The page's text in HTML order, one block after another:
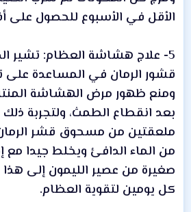
الأقل في الأسبوع للحصول على
5- علاج هشاشة العظام: تشير
قشور الرمان في المساعدة على
ومنع ظهور مرض الهشاشة
بعد انقطاع الطمث، ولتجربة ذلك
ملعقتين من مسحوق قشر
من الماء الدافئ ويخلط جيدا مع
صغيرة من عصير الليمون إلى
كل يومين لتقوية العظام.